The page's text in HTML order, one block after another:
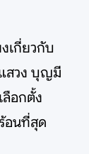
เกี่ยวกับ
สวง บุญมี
ลือกตั้ง
อนที่สุด